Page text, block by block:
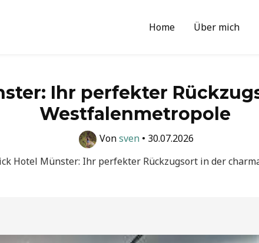
Home Über mich
Ihr perfekter
Westfalenmetropole
Vonsven • 30.07.2026
Hotel Münster: Ihr perfekter Rückzugsort in der